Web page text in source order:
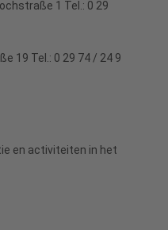
1 Tel.: 0 29
19 Tel.: 0 29 74 / 24 9
en activiteiten in het